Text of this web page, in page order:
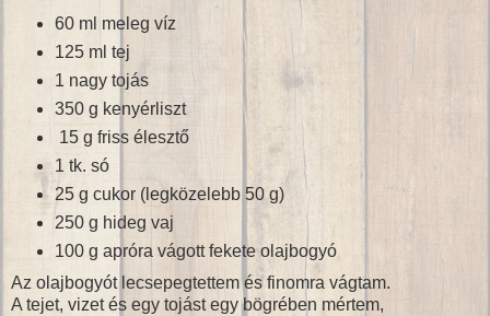
60 ml meleg víz
125 ml tej
1 nagy tojás
350 g kenyérliszt
15 g friss élesztő
1 tk. só
25 g cukor (legközelebb 50 g)
250 g hideg vaj
100 g apróra vágott fekete olajbogyó
Az olajbogyót lecsepegtettem és finomra vágtam.
A tejet, vizet és egy tojást egy bögrében mértem,